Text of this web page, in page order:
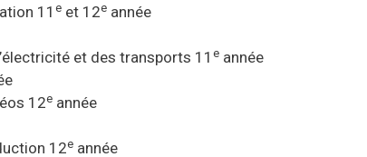
11 e et 12e année
et des transports 11 e année
12e année
12e année